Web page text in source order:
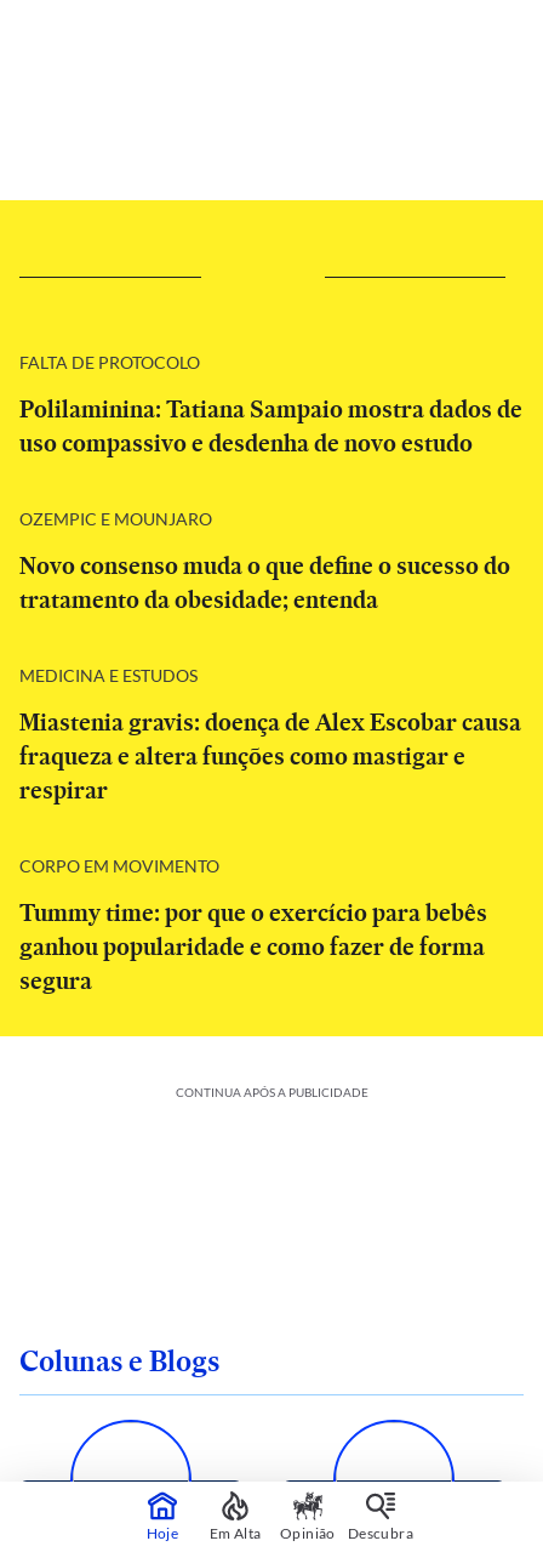
FALTA DE PROTOCOLO
Polilaminina: Tatiana Sampaio mostra dados de
uso compassivo e desdenha de novo estudo
OZEMPIC E MOUNJARO
Novo consenso muda o que define o sucesso do
tratamento da obesidade; entenda
MEDICINA E ESTUDOS
Miastenia gravis: doença de Alex Escobar causa
fraqueza e altera funções como mastigar e
respirar
CORPO EM MOVIMENTO
Tummy time: por que o exercício para bebês
ganhou popularidade e como fazer de forma
segura
CONTINUA APÓS A PUBLICIDADE
Colunas e Blogs
Hoje Em Alta Opinião Descubra